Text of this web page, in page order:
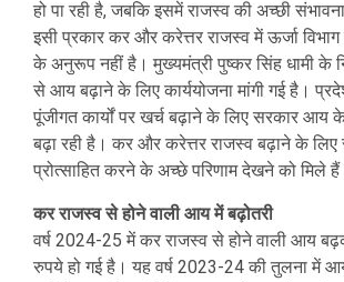
हो पा रही है, जबकि इसमें राजस्व की अच्छी
इसी प्रकार कर और करेत्तर राजस्व में ऊर्जा विभाग
के अनुरूप नहीं है। मुख्यमंत्री पुष्कर सिंह धामी के
से आय बढ़ाने के लिए कार्ययोजना मांगी गई है।
पूंजीगत कार्यों पर खर्च बढ़ाने के लिए सरकार आय
बढ़ा रही है। कर और करेत्तर राजस्व बढ़ाने के लिए
प्रोत्साहित करने के अच्छे परिणाम देखने को मिले
कर राजस्व से होने वाली आय में बढ़ोतरी
वर्ष 2024-25 में कर राजस्व से होने वाली आय
रुपये हो गई है। यह वर्ष 2023-24 की तुलना में